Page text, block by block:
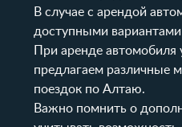
В случае с арендой
доступными
При аренде автомобиля
предлагаем различные
поездок по Алтаю.
Важно помнить о